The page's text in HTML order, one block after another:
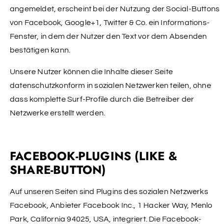
angemeldet, erscheint bei der Nutzung der Social-Buttons
von Facebook, Google+1, Twitter & Co. ein Informations-
Fenster, in dem der Nutzer den Text vor dem Absenden
bestätigen kann.
Unsere Nutzer können die Inhalte dieser Seite
datenschutzkonform in sozialen Netzwerken teilen, ohne
dass komplette Surf-Profile durch die Betreiber der
Netzwerke erstellt werden.
FACEBOOK-PLUGINS (LIKE &
SHARE-BUTTON)
Auf unseren Seiten sind Plugins des sozialen Netzwerks
Facebook, Anbieter Facebook Inc., 1 Hacker Way, Menlo
Park, California 94025, USA, integriert. Die Facebook-